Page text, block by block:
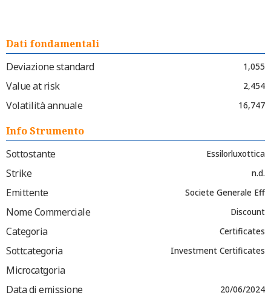
Dati fondamentali
Deviazione standard
1,055
Value at risk 2,454
Volatilità annuale 16,747
Info Strumento
Sottostante
Essilorluxottica
Strike n.d.
Emittente Societe Generale Eff
Nome Commerciale Discount
Categoria Certificates
Sottcategoria Investment Certificates
Microcatgoria
Data di emissione
20/06/2024